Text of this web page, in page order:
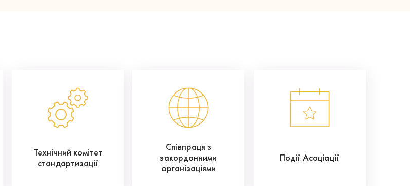
Технічний комітет
стандартизації
Співпраця з
закордонними
організаціями
Події Асоціації